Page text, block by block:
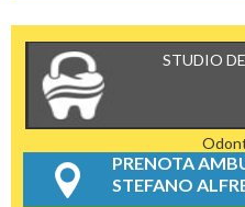
STUDIO
PRENOTA
STEFANO